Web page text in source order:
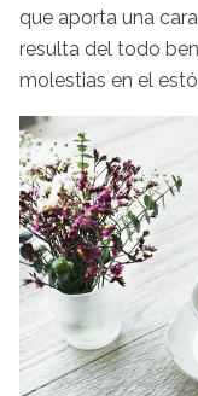
que aporta una
resulta del todo
molestias en el